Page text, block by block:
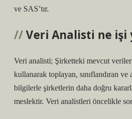
ve SAS’tır.
Veri Analisti ne işi
Veri analisti; Şirketteki mevcut
kullanarak toplayan, sınıflandıran
bilgilerle şirketlerin daha doğru
meslektir. Veri analistleri öncelikle